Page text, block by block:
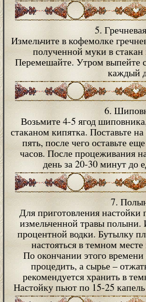
5.
Измельчите в кофемолке
полученной муки в
Перемешайте. Утром выпейте
каждый
6.
Возьмите 4-5 ягод
стаканом кипятка. Поставьте
пять, после чего оставьте
часов. После процеживания
день за 20-30 минут до
7.
Для приготовления настойки
измельченной травы полыни.
процентной водки. Бутылку
настояться в темном
По окончании этого времени
процедить, а сырье –
рекомендуется хранить в
Настойку пьют по 15-25